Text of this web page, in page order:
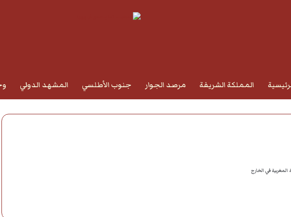
المملكة الشريفة مرصد الجوار جنوب الأطلسي المشهد الدولي
في الخارج